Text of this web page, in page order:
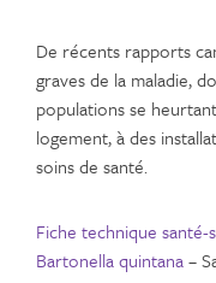
De récents rapports
graves de la maladie,
populations se
logement, à des
soins de santé.
Fiche technique
Bartonella quintana–